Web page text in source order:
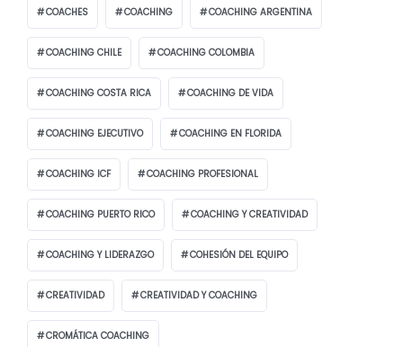
COACHES COACHING COACHING ARGENTINA
COACHING CHILE COACHING COLOMBIA
COACHING COSTA RICA COACHING DE VIDA
COACHING EJECUTIVO COACHING EN FLORIDA
COACHING ICF COACHING PROFESIONAL
COACHING PUERTO RICO COACHING Y CREATIVIDAD
COACHING Y LIDERAZGO COHESIÓN DEL EQUIPO
CREATIVIDAD CREATIVIDAD Y COACHING
CROMÁTICA COACHING